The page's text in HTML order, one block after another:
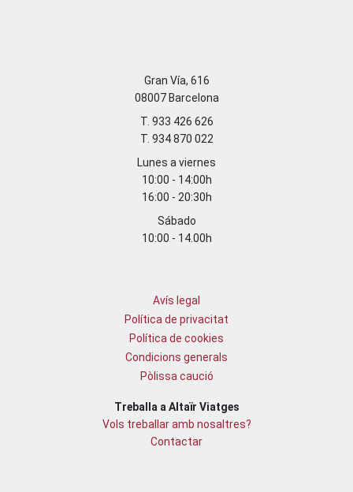
Gran Vía, 616
08007 Barcelona
T. 933 426 626
T. 934 870 022
Lunes a viernes
10:00 - 14:00h
16:00 - 20:30h
Sábado
10:00 - 14.00h
Avís legal
Política de privacitat
Política de cookies
Condicions generals
Pòlissa caució
Treballa a Altaïr Viatges
Vols treballar amb nosaltres?
Contactar